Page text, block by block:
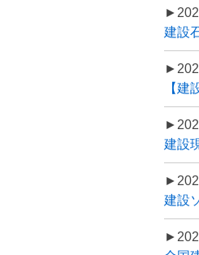
建設
【建
建設
建設